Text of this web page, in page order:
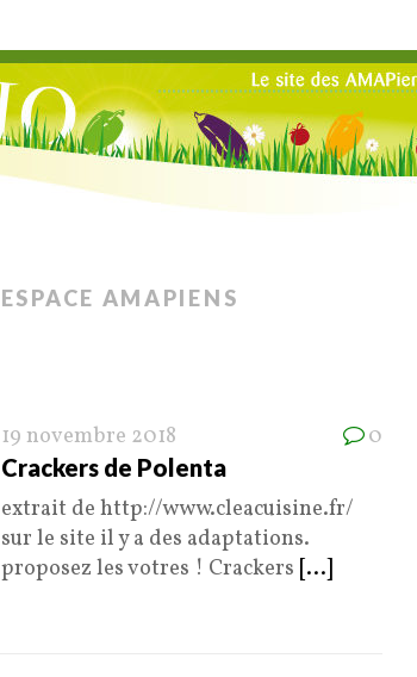
ESPACE AMAPIENS
19 novembre 2018 0
Crackers de Polenta
extrait de http://www.cleacuisine.fr/
sur le site il y a des adaptations.
proposez les votres ! Crackers [...]